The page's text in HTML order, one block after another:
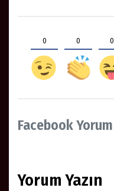
0 0 0
Facebook Yorum
Yorum Yazın